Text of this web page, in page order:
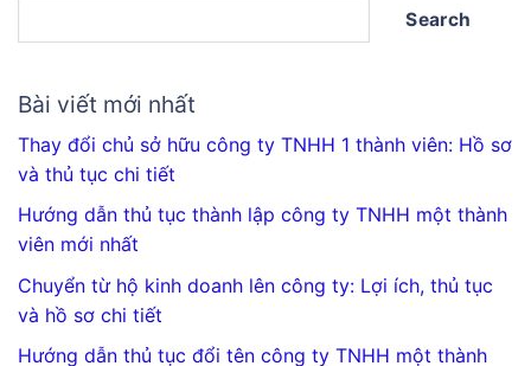
Search
Bài viết mới nhất
Thay đổi chủ sở hữu công ty TNHH 1 thành viên: Hồ sơ
và thủ tục chi tiết
Hướng dẫn thủ tục thành lập công ty TNHH một thành
viên mới nhất
Chuyển từ hộ kinh doanh lên công ty: Lợi ích, thủ tục
và hồ sơ chi tiết
Hướng dẫn thủ tục đổi tên công ty TNHH một thành